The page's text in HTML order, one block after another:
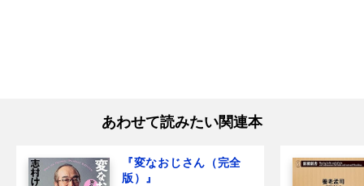
あわせて読みたい関連本
『変なおじさん（完全
版）』